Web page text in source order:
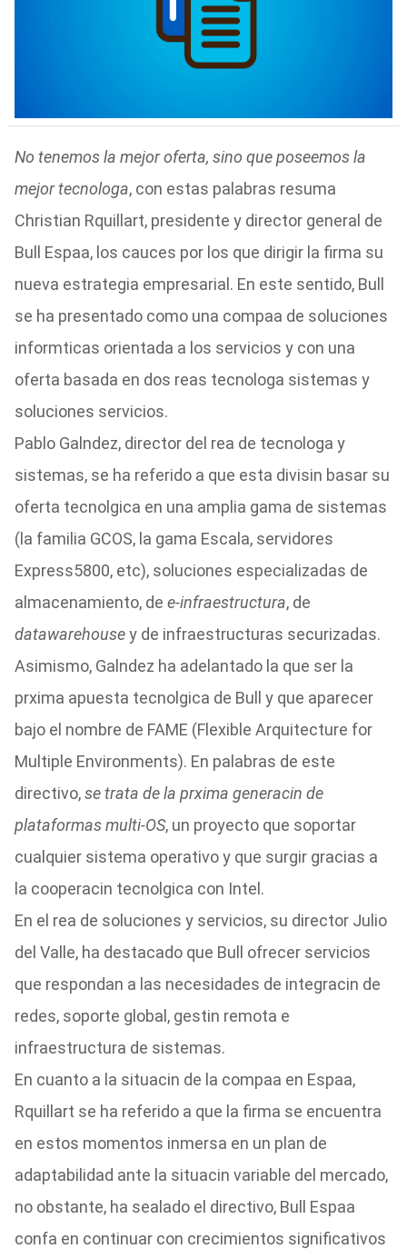
No tenemos la mejor oferta, sino que poseemos la
mejor tecnologa, con estas palabras resuma
Christian Rquillart, presidente y director general de
Bull Espaa, los cauces por los que dirigir la firma su
nueva estrategia empresarial. En este sentido, Bull
se ha presentado como una compaa de soluciones
informticas orientada a los servicios y con una
oferta basada en dos reas tecnologa sistemas y
soluciones servicios.
Pablo Galndez, director del rea de tecnologa y
sistemas, se ha referido a que esta divisin basar su
oferta tecnolgica en una amplia gama de sistemas
(la familia GCOS, la gama Escala, servidores
Express5800, etc), soluciones especializadas de
almacenamiento, de e-infraestructura, de
datawarehousey de infraestructuras securizadas.
Asimismo, Galndez ha adelantado la que ser la
prxima apuesta tecnolgica de Bull y que aparecer
bajo el nombre de FAME (Flexible Arquitecture for
Multiple Environments). En palabras de este
directivo,se trata de la prxima generacin de
plataformas multi-OS, un proyecto que soportar
cualquier sistema operativo y que surgir gracias a
la cooperacin tecnolgica con Intel.
En el rea de soluciones y servicios, su director Julio
del Valle, ha destacado que Bull ofrecer servicios
que respondan a las necesidades de integracin de
redes, soporte global, gestin remota e
infraestructura de sistemas.
En cuanto a la situacin de la compaa en Espaa,
Rquillart se ha referido a que la firma se encuentra
en estos momentos inmersa en un plan de
adaptabilidad ante la situacin variable del mercado,
no obstante, ha sealado el directivo, Bull Espaa
confa en continuar con crecimientos significativos